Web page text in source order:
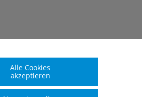
Alle Cookies
akzeptieren